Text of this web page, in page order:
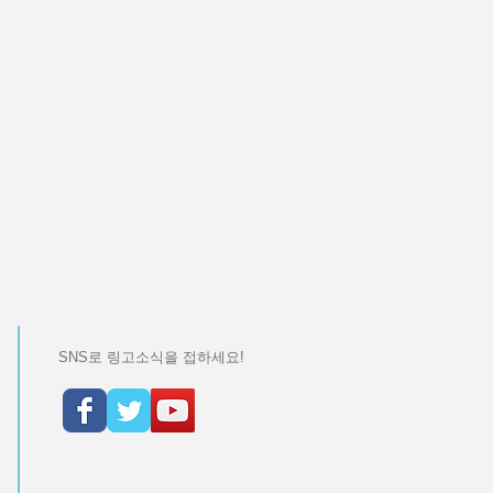
SNS로 링고소식을 접하세요!